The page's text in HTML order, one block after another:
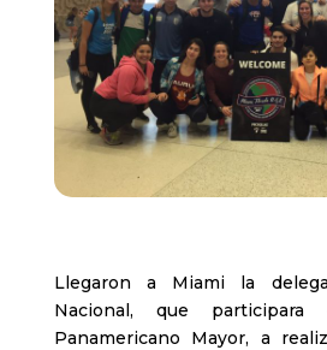
Llegaron a Miami la
Nacional, que participara
Panamericano Mayor, a